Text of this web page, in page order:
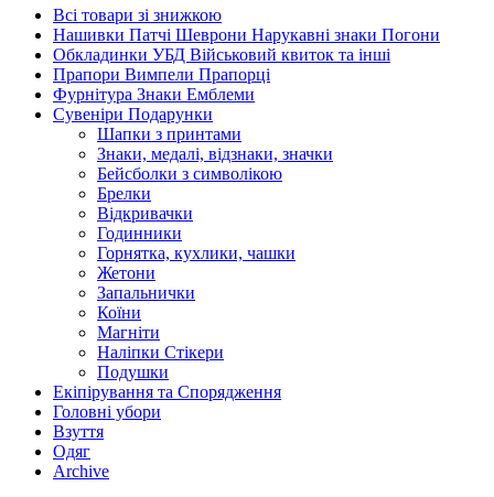
Всі товари зі знижкою
Нашивки Патчі Шеврони Нарукавні знаки Погони
Обкладинки УБД Військовий квиток та інші
Прапори Вимпели Прапорці
Фурнітура Знаки Емблеми
Сувеніри Подарунки
Шапки з принтами
Знаки, медалі, відзнаки, значки
Бейсболки з символікою
Брелки
Відкривачки
Годинники
Горнятка, кухлики, чашки
Жетони
Запальнички
Коїни
Магніти
Наліпки Стікери
Подушки
Екіпірування та Спорядження
Головні убори
Взуття
Одяг
Archive